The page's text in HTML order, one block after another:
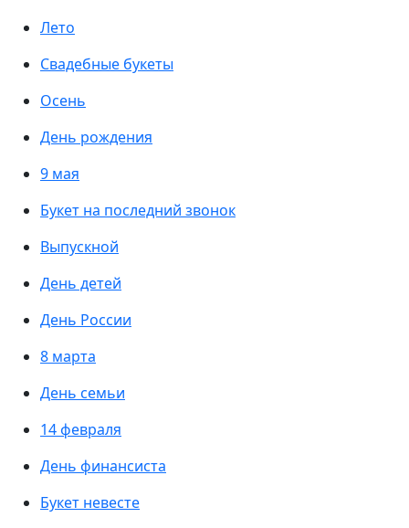
Лето
Свадебные букеты
Осень
День рождения
9 мая
Букет на последний звонок
Выпускной
День детей
День России
8 марта
День семьи
14 февраля
День финансиста
Букет невесте